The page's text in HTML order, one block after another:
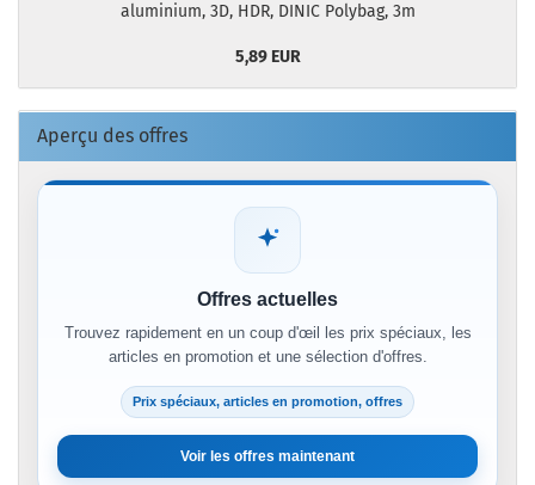
aluminium, 3D, HDR, DINIC Polybag, 3m
5,89 EUR
Aperçu des offres
Offres actuelles
Trouvez rapidement en un coup d'œil les prix spéciaux, les
articles en promotion et une sélection d'offres.
Prix spéciaux, articles en promotion, offres
Voir les offres maintenant